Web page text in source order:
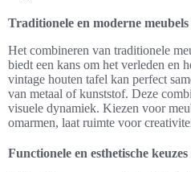
Traditionele en moderne
Het combineren van traditionele
biedt een kans om het verleden en
vintage houten tafel kan perfect
van metaal of kunststof. Deze
visuele dynamiek. Kiezen voor
omarmen, laat ruimte voor
Functionele en esthetische